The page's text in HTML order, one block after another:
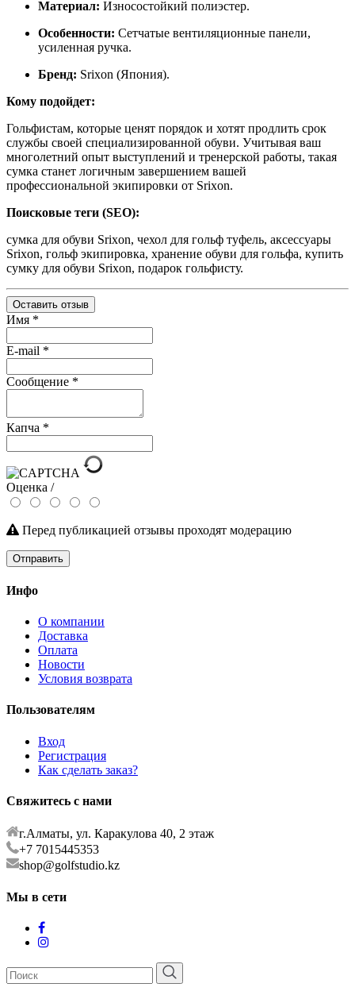
Материал: Износостойкий полиэстер.
Особенности: Сетчатые вентиляционные панели,
усиленная ручка.
Бренд: Srixon (Япония).
Кому подойдет:
Гольфистам, которые ценят порядок и хотят продлить срок
службы своей специализированной обуви. Учитывая ваш
многолетний опыт выступлений и тренерской работы, такая
сумка станет логичным завершением вашей
профессиональной экипировки от Srixon.
Поисковые теги (SEO):
сумка для обуви Srixon, чехол для гольф туфель, аксессуары
Srixon, гольф экипировка, хранение обуви для гольфа, купить
сумку для обуви Srixon, подарок гольфисту.
Оставить отзыв
Имя *
E-mail *
Сообщение *
Капча *
Оценка /
Перед публикацией отзывы проходят модерацию
Отправить
Инфо
О компании
Доставка
Оплата
Новости
Условия возврата
Пользователям
Вход
Регистрация
Как сделать заказ?
Свяжитесь с нами
г.Алматы, ул. Каракулова 40, 2 этаж
+7 7015445353
shop@golfstudio.kz
Мы в сети